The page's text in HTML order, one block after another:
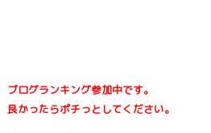
ブログランキング参加中です。
良かったらポチっとしてください。